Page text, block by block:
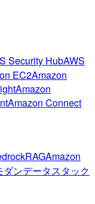
Security HubAWS
EC2Amazon
Amazon
Amazon Connect
RAGAmazon
ダンデータスタック